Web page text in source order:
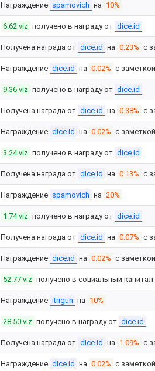
Награждение spamovich на 10%
6.62 viz получено в награду от dice.id
Получена награда от dice.id на 0.23% с
Награждение dice.id на 0.02% с
9.36 viz получено в награду от dice.id
Получена награда от dice.id на 0.38% с
Награждение dice.id на 0.02% с
3.24 viz получено в награду от dice.id
Получена награда от dice.id на 0.13% с
Награждение spamovich на 20%
1.74 viz получено в награду от dice.id
Получена награда от dice.id на 0.07% с
Награждение dice.id на 0.02% с
52.77 viz получено в социальный
Награждение itrigun на 10%
28.50 viz получено в награду от dice.id
Получена награда от dice.id на 1.09% с
Награждение dice.id на 0.02% с